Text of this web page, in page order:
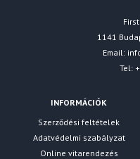
1141
Email:
Tel:
INFORMÁCIÓK
Szerződési feltételek
Adatvédelmi szabályzat
Online vitarendezés